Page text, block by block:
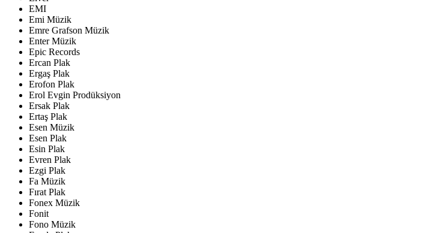
EMI
Emi Müzik
Emre Grafson Müzik
Enter Müzik
Epic Records
Ercan Plak
Ergaş Plak
Erofon Plak
Erol Evgin Prodüksiyon
Ersak Plak
Ertaş Plak
Esen Müzik
Esen Plak
Esin Plak
Evren Plak
Ezgi Plak
Fa Müzik
Fırat Plak
Fonex Müzik
Fonit
Fono Müzik